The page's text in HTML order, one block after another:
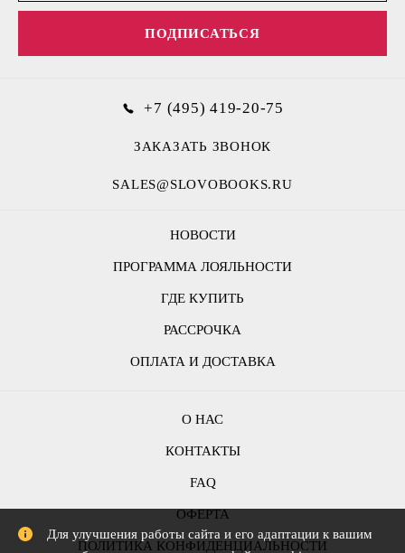
НОВОСТИ
ПРОГРАММА ЛОЯЛЬНОСТИ
ГДЕ КУПИТЬ
РАССРОЧКА
ОПЛАТА И ДОСТАВКА
ПОДПИСАТЬСЯ
О НАС
КОНТАКТЫ
FAQ
ОФЕРТА
ПОЛИТИКА КОНФИДЕНЦИАЛЬНОСТИ
+7 (495) 419-20-75
ЗАКАЗАТЬ ЗВОНОК
SALES@SLOVOBOOKS.RU
Для улучшения работы сайта и его адаптации к вашим